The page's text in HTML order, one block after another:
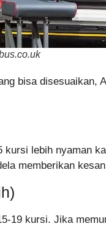
bisa
lebih nyaman
memberikan
19 kursi. Jika